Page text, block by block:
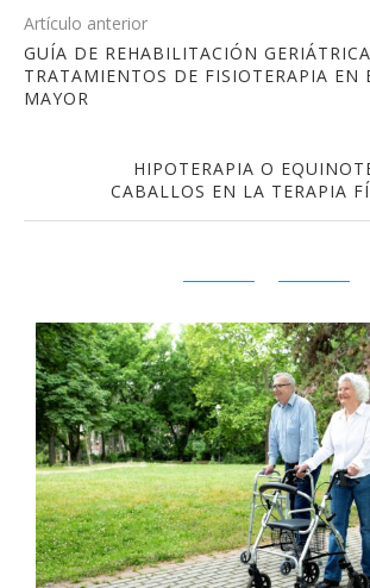
Artículo anterior
GUÍA DE REHABILITACIÓN
TRATAMIENTOS DE FISIOTERAPIA EN
MAYOR
HIPOTERAPIA O
CABALLOS EN LA TERAPIA